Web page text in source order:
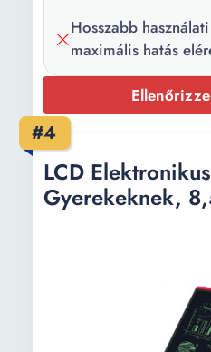
Zajszint:
10 dB
Hosszúság:
8 cm
3 cm
Magasság:
Súly:
150 g
Hosszabb
maximális hatás
#4
LCD
Gyerekeknek,